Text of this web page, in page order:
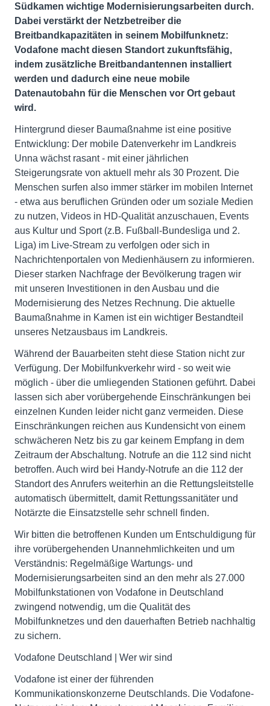
Südkamen wichtige Modernisierungsarbeiten durch.
Dabei verstärkt der Netzbetreiber die
Breitbandkapazitäten in seinem Mobilfunknetz:
Vodafone macht diesen Standort zukunftsfähig,
indem zusätzliche Breitbandantennen installiert
werden und dadurch eine neue mobile
Datenautobahn für die Menschen vor Ort gebaut
wird.
Hintergrund dieser Baumaßnahme ist eine positive
Entwicklung: Der mobile Datenverkehr im Landkreis
Unna wächst rasant - mit einer jährlichen
Steigerungsrate von aktuell mehr als 30 Prozent. Die
Menschen surfen also immer stärker im mobilen Internet
- etwa aus beruflichen Gründen oder um soziale Medien
zu nutzen, Videos in HD-Qualität anzuschauen, Events
aus Kultur und Sport (z.B. Fußball-Bundesliga und 2.
Liga) im Live-Stream zu verfolgen oder sich in
Nachrichtenportalen von Medienhäusern zu informieren.
Dieser starken Nachfrage der Bevölkerung tragen wir
mit unseren Investitionen in den Ausbau und die
Modernisierung des Netzes Rechnung. Die aktuelle
Baumaßnahme in Kamen ist ein wichtiger Bestandteil
unseres Netzausbaus im Landkreis.
Während der Bauarbeiten steht diese Station nicht zur
Verfügung. Der Mobilfunkverkehr wird - so weit wie
möglich - über die umliegenden Stationen geführt. Dabei
lassen sich aber vorübergehende Einschränkungen bei
einzelnen Kunden leider nicht ganz vermeiden. Diese
Einschränkungen reichen aus Kundensicht von einem
schwächeren Netz bis zu gar keinem Empfang in dem
Zeitraum der Abschaltung. Notrufe an die 112 sind nicht
betroffen. Auch wird bei Handy-Notrufe an die 112 der
Standort des Anrufers weiterhin an die Rettungsleitstelle
automatisch übermittelt, damit Rettungssanitäter und
Notärzte die Einsatzstelle sehr schnell finden.
Wir bitten die betroffenen Kunden um Entschuldigung für
ihre vorübergehenden Unannehmlichkeiten und um
Verständnis: Regelmäßige Wartungs- und
Modernisierungsarbeiten sind an den mehr als 27.000
Mobilfunkstationen von Vodafone in Deutschland
zwingend notwendig, um die Qualität des
Mobilfunknetzes und den dauerhaften Betrieb nachhaltig
zu sichern.
Vodafone Deutschland | Wer wir sind
Vodafone ist einer der führenden
Kommunikationskonzerne Deutschlands. Die Vodafone-